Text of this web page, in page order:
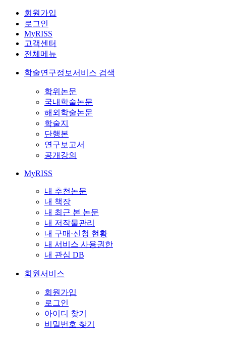
회원가입
로그인
MyRISS
고객센터
전체메뉴
학술연구정보서비스 검색
학위논문
국내학술논문
해외학술논문
학술지
단행본
연구보고서
공개강의
MyRISS
내 추천논문
내 책장
내 최근 본 논문
내 저작물관리
내 구매·신청 현황
내 서비스 사용권한
내 관심 DB
회원서비스
회원가입
로그인
아이디 찾기
비밀번호 찾기